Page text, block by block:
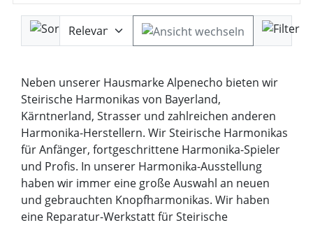
Neben unserer Hausmarke Alpenecho bieten wir
Steirische Harmonikas von Bayerland,
Kärntnerland, Strasser und zahlreichen anderen
Harmonika-Herstellern. Wir Steirische Harmonikas
für Anfänger, fortgeschrittene Harmonika-Spieler
und Profis. In unserer Harmonika-Ausstellung
haben wir immer eine große Auswahl an neuen
und gebrauchten Knopfharmonikas. Wir haben
eine Reparatur-Werkstatt für Steirische